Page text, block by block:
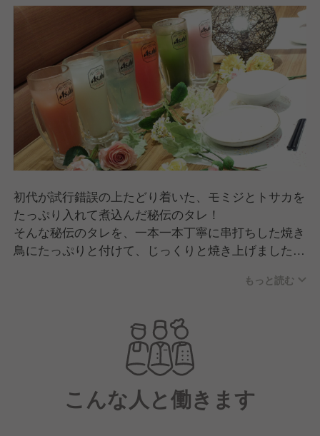
初代が試行錯誤の上たどり着いた、モミジとトサカを
たっぷり入れて煮込んだ秘伝のタレ！
そんな秘伝のタレを、一本一本丁寧に串打ちした焼き
鳥にたっぷりと付けて、じっくりと焼き上げました焼
お客様に焼き鳥だけではなく感動体験を提供し元気に
なって帰ってもらうお仕事です。
もっと読む
こんな人と働きます